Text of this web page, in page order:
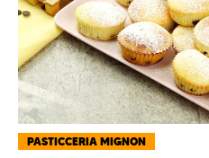
PASTICCERIA MIGNON